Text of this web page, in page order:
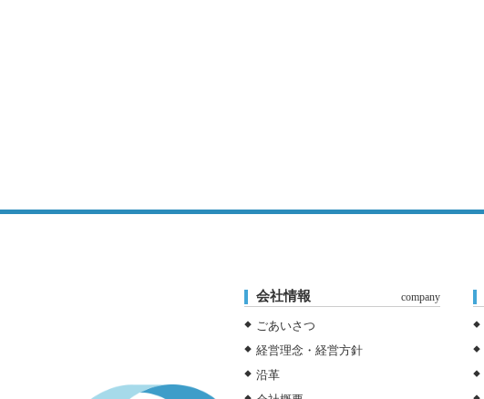
会社情報 company
ごあいさつ
経営理念・経営方針
沿革